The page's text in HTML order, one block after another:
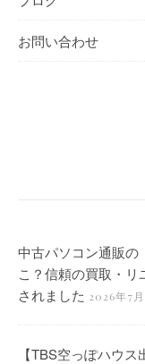
お問い合わせ
中古パソコン通販の
こ？信頼の買取・
されました 2026年7
【TBS空っぽハウ